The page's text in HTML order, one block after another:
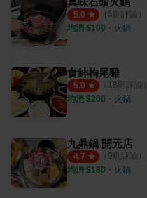
5.0 （ 5則評論）
均消 $100 ・ 火鍋
食紳枸尾雞
5.0 （ 18則評論）
均消 $200 ・ 火鍋
九鼎鍋 開元店
4.7 （ 9則評論）
均消 $180 ・ 火鍋